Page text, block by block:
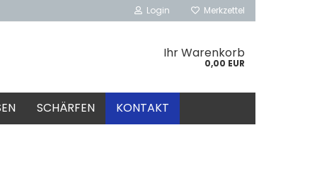
Login Merkzettel
Ihr Warenkorb
0,00 EUR
SCHÄRFEN KONTAKT